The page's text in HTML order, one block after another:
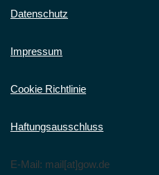
Datenschutz
Impressum
Cookie Richtlinie
Haftungsausschluss
E-Mail: mail[at]gow.de